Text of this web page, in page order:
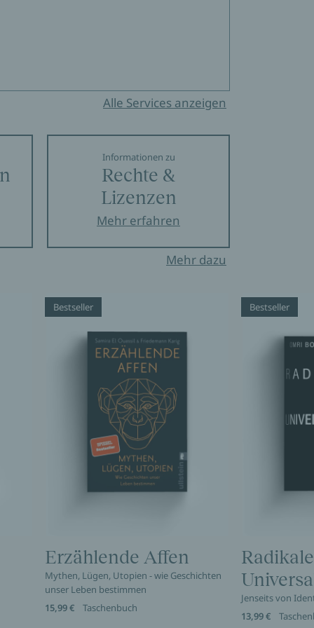
Alle Services anzeigen
Informationen zu
Rechte &
Lizenzen
Mehr erfahren
Mehr dazu
Bestseller
Erzählende Affen
Mythen, Lügen, Utopien - wie Geschichten
unser Leben bestimmen
15,99 €
Taschenbuch
Bestseller
Jenseits von
13,99 €